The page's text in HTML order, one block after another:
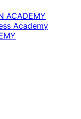
ACADEMY
Academy